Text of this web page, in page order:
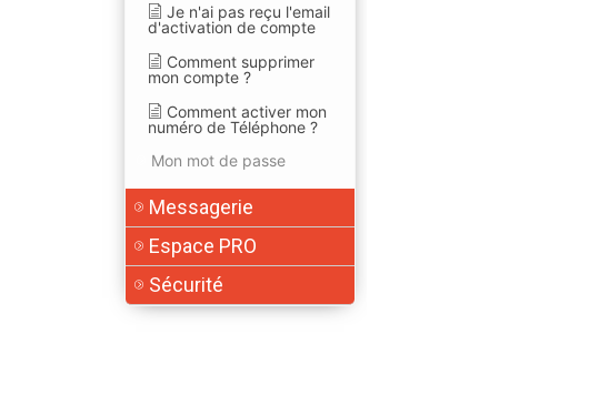
Je n'ai pas reçu l'email
d'activation de compte
Comment supprimer
mon compte ?
Comment activer mon
numéro de Téléphone ?
Mon mot de passe
Messagerie
Espace PRO
Sécurité